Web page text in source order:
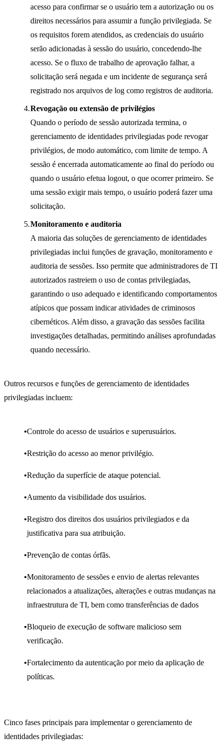
acesso para confirmar se o usuário tem a autorização ou os
direitos necessários para assumir a função privilegiada. Se
os requisitos forem atendidos, as credenciais do usuário
serão adicionadas à sessão do usuário, concedendo-lhe
acesso. Se o fluxo de trabalho de aprovação falhar, a
solicitação será negada e um incidente de segurança será
registrado nos arquivos de log como registros de auditoria.
Revogação ou extensão de privilégios
Quando o período de sessão autorizada termina, o
gerenciamento de identidades privilegiadas pode revogar
privilégios, de modo automático, com limite de tempo. A
sessão é encerrada automaticamente ao final do período ou
quando o usuário efetua logout, o que ocorrer primeiro. Se
uma sessão exigir mais tempo, o usuário poderá fazer uma
solicitação.
Monitoramento e auditoria
A maioria das soluções de gerenciamento de identidades
privilegiadas inclui funções de gravação, monitoramento e
auditoria de sessões. Isso permite que administradores de TI
autorizados rastreiem o uso de contas privilegiadas,
garantindo o uso adequado e identificando comportamentos
atípicos que possam indicar atividades de criminosos
cibernéticos. Além disso, a gravação das sessões facilita
investigações detalhadas, permitindo análises aprofundadas
quando necessário.
Outros recursos e funções de gerenciamento de identidades
privilegiadas incluem:
Controle do acesso de usuários e superusuários.
Restrição do acesso ao menor privilégio.
Redução da superfície de ataque potencial.
Aumento da visibilidade dos usuários.
Registro dos direitos dos usuários privilegiados e da
justificativa para sua atribuição.
Prevenção de contas órfãs.
Monitoramento de sessões e envio de alertas relevantes
relacionados a atualizações, alterações e outras mudanças na
infraestrutura de TI, bem como transferências de dados
Bloqueio de execução de software malicioso sem
verificação.
Fortalecimento da autenticação por meio da aplicação de
políticas.
Cinco fases principais para implementar o gerenciamento de
identidades privilegiadas: